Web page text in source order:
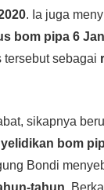
. Ia juga
bom pipa 6
tersebut sebagai
sikapnya
bom
Bondi
tahun.